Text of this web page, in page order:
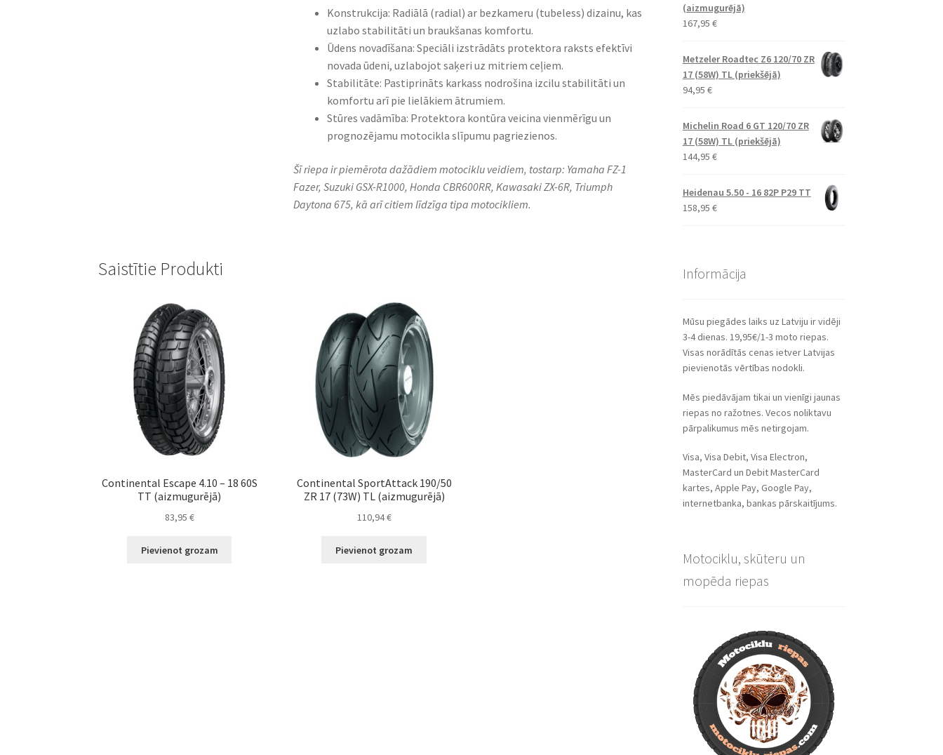
Konstrukcija: Radiālā (radial) ar bezkameru (tubeless) dizainu, kas
uzlabo stabilitāti un braukšanas komfortu.​
Ūdens novadīšana: Speciāli izstrādāts protektora raksts efektīvi
novada ūdeni, uzlabojot saķeri uz mitriem ceļiem.​
Stabilitāte: Pastiprināts karkass nodrošina izcilu stabilitāti un
komfortu arī pie lielākiem ātrumiem.​
Stūres vadāmība: Protektora kontūra veicina vienmērīgu un
prognozējamu motocikla slīpumu pagriezienos.​
Šī riepa ir piemērota dažādiem motociklu veidiem, tostarp: Yamaha FZ-1
Fazer, Suzuki GSX-R1000, Honda CBR600RR, Kawasaki ZX-6R, Triumph
Daytona 675, kā arī citiem līdzīga tipa motocikliem.
Saistītie Produkti
Continental Escape 4.10 – 18 60S
TT (aizmugurējā)
83,95 €
Pievienot grozam
Continental SportAttack 190/50
ZR 17 (73W) TL (aizmugurējā)
110,94€
Pievienot grozam
(aizmugurējā)
167,95 €
Metzeler Roadtec Z6 120/70 ZR
17 (58W) TL (priekšējā)
94,95 €
Michelin Road 6 GT 120/70 ZR
17 (58W) TL (priekšējā)
144,95 €
Heidenau 5.50 - 16 82P P29 TT
158,95 €
Informācija
Mūsu piegādes laiks uz Latviju ir vidēji
3-4 dienas. 19,95€/1-3 moto riepas.
Visas norādītās cenas ietver Latvijas
pievienotās vērtības nodokli.
Mēs piedāvājam tikai un vienīgi jaunas
riepas no ražotnes. Vecos noliktavu
pārpalikumus mēs netirgojam.
Visa, Visa Debit, Visa Electron,
MasterCard un Debit MasterCard
kartes, Apple Pay, Google Pay,
internetbanka, bankas pārskaitījums.
Motociklu, skūteru un
mopēda riepas